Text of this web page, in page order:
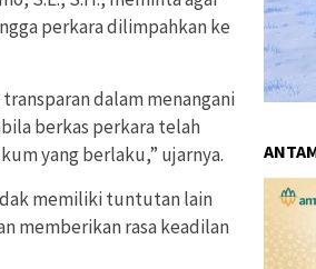
perkara dilimpahkan ke
dalam menangani
berkas perkara telah
yang berlaku,” ujarnya.
memiliki tuntutan lain
memberikan rasa keadilan